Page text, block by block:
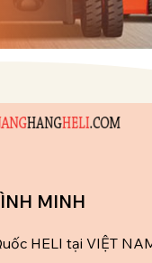
MINH
HELI tại VIỆT